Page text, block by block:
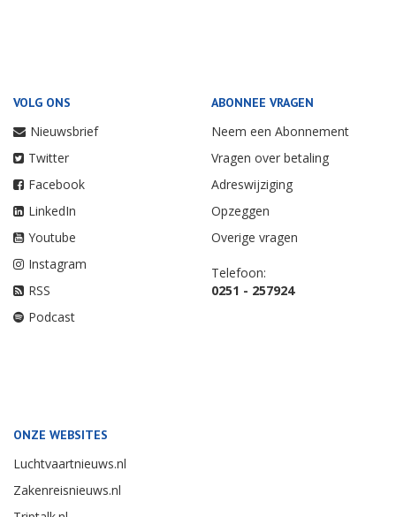
VOLG ONS
Nieuwsbrief
Twitter
Facebook
LinkedIn
Youtube
Instagram
RSS
Podcast
ABONNEE VRAGEN
Neem een Abonnement
Vragen over betaling
Adreswijziging
Opzeggen
Overige vragen
Telefoon:
0251 - 257924
ONZE WEBSITES
Luchtvaartnieuws.nl
Zakenreisnieuws.nl